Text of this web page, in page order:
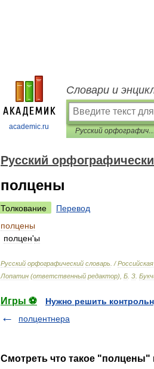
academic.ru
Словари и
Русский орфографический словарь
Русский
полцены
Толкование
Перевод
полцены
полцен'ы
Русский орфографический словарь . /Российская
Лопатин (ответственный редактор), Б З
Игры ⚽
Нужно решить
полцентнера
Смотреть что такое "полцены"